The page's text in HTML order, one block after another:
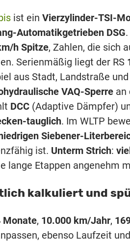
ist ein Vierzylinder-TSI-
Automatikgetrieben DSG
h Spitze, Zahlen, die sich
Serienmäßig liegt der RS
aus Stadt, Landstraße
VAQ-Sperre an
DCC (Adaptive Dämpfer)
tauglich. Im WLTP
Siebener-
ist. Unterm Strich:
lange Etappen angenehm
kalkuliert und
Monate, 10.000 km/Jahr,
ebenso Laufzeit